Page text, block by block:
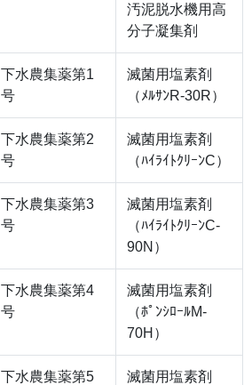
汚泥脱水機用高
分子凝集剤
下水農集薬第1
号
滅菌用塩素剤
（ﾒﾙｻﾝR-30R）
下水農集薬第2
号
滅菌用塩素剤
（ﾊｲﾗｲﾄｸﾘｰﾝC）
下水農集薬第3
号
滅菌用塩素剤
（ﾊｲﾗｲﾄｸﾘｰﾝC-
90N）
下水農集薬第4
号
滅菌用塩素剤
（ﾎﾟﾝｼﾛｰﾙM-
70H）
下水農集薬第5
滅菌用塩素剤